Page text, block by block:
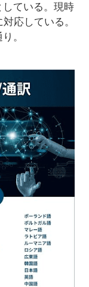
ている。現時
応している。
。